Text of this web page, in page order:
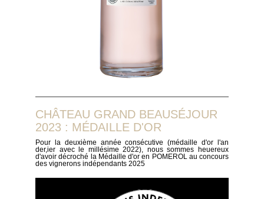
CHÂTEAU GRAND BEAUSÉJOUR
2023 : MÉDAILLE D'OR
Pour la deuxième année consécutive (médaille d'or l'an
der,ier avec le millésime 2022), nous sommes heuereux
d'avoir décroché la Médaille d'or en POMEROL au concours
des vignerons indépendants 2025